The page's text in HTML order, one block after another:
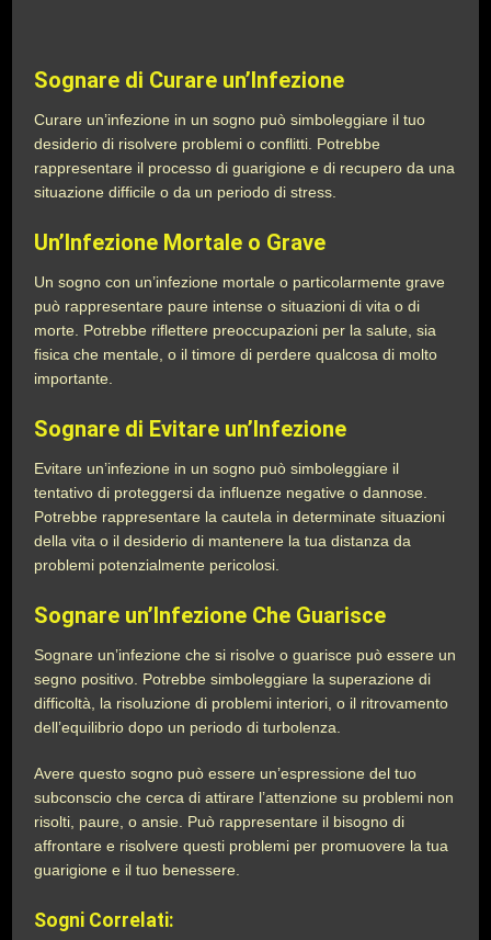
Sognare di Curare un’Infezione
Curare un’infezione in un sogno può simboleggiare il tuo
desiderio di risolvere problemi o conflitti. Potrebbe
rappresentare il processo di guarigione e di recupero da una
situazione difficile o da un periodo di stress.
Un’Infezione Mortale o Grave
Un sogno con un’infezione mortale o particolarmente grave
può rappresentare paure intense o situazioni di vita o di
morte. Potrebbe riflettere preoccupazioni per la salute, sia
fisica che mentale, o il timore di perdere qualcosa di molto
importante.
Sognare di Evitare un’Infezione
Evitare un’infezione in un sogno può simboleggiare il
tentativo di proteggersi da influenze negative o dannose.
Potrebbe rappresentare la cautela in determinate situazioni
della vita o il desiderio di mantenere la tua distanza da
problemi potenzialmente pericolosi.
Sognare un’Infezione Che Guarisce
Sognare un’infezione che si risolve o guarisce può essere un
segno positivo. Potrebbe simboleggiare la superazione di
difficoltà, la risoluzione di problemi interiori, o il ritrovamento
dell’equilibrio dopo un periodo di turbolenza.
Avere questo sogno può essere un’espressione del tuo
subconscio che cerca di attirare l’attenzione su problemi non
risolti, paure, o ansie. Può rappresentare il bisogno di
affrontare e risolvere questi problemi per promuovere la tua
guarigione e il tuo benessere.
Sogni Correlati: